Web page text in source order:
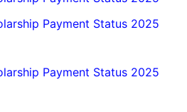
Payment Status 2025
Payment Status 2025